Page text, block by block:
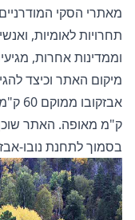
מאתרי הסקי
תחרויות לאומיות,
וממדינות אחרות,
מיקום האתר וכיצד
ק"מ מאופה. האתר
בסמוך לתחנת נובו-